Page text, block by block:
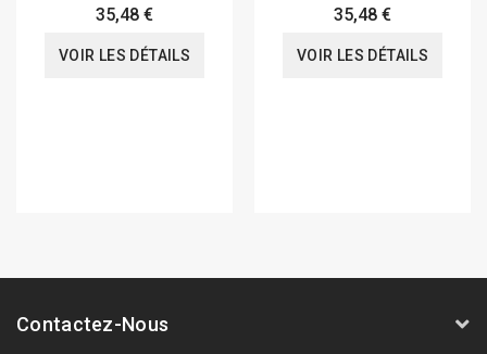
35,48 €
VOIR LES DÉTAILS
35,48 €
VOIR LES DÉTAILS
Contactez-Nous